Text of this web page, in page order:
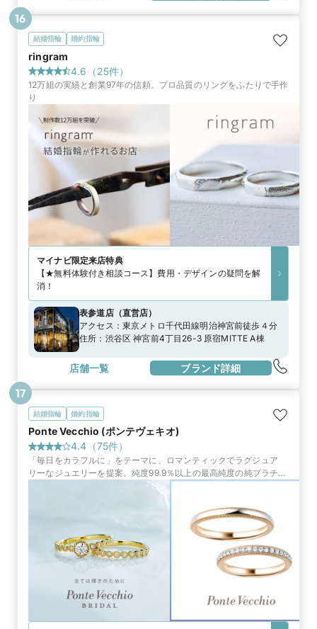
結婚指輪 婚約指輪
ringram
4.6 （25件）
12万組の実績と創業97年の信頼。プロ品質のリングをふたりで手作
り
マイナビ限定来店特典
【★無料体験付き相談コース】費用・デザインの疑問を解
消！
表参道店（直営店）
アクセス： 東京メトロ千代田線明治神宮前徒歩４分
住所： 渋谷区 神宮前4丁目26-3 原宿MITTE A棟
店舗一覧 ブランド詳細
16
結婚指輪 婚約指輪
Ponte Vecchio (ポンテヴェキオ)
4.4 （75件）
「毎日をカラフルに」をテーマに、ロマンティックでラグジュア
リーなジュエリーを提案。純度99.9％以上の最高純度の純プラチナ
17